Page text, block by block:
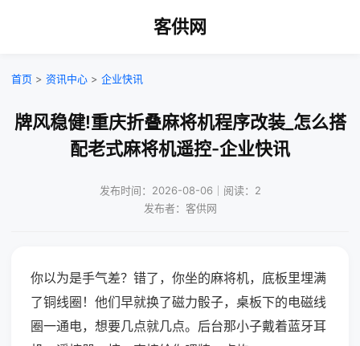
客供网
首页 > 资讯中心 > 企业快讯
牌风稳健!重庆折叠麻将机程序改装_怎么搭
配老式麻将机遥控-企业快讯
发布时间：2026-08-06｜阅读：2
发布者：客供网
你以为是手气差？错了，你坐的麻将机，底板里埋满
了铜线圈！他们早就换了磁力骰子，桌板下的电磁线
圈一通电，想要几点就几点。后台那小子戴着蓝牙耳